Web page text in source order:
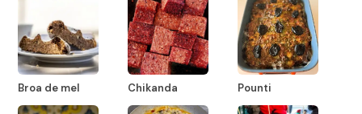
Broa de mel Chikanda Pounti